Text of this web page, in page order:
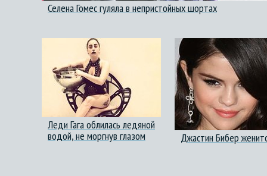
Селена Гомес гуляла в непристойных шортах
Леди Гага облилась ледяной
водой, не моргнув глазом
Джастин Бибер